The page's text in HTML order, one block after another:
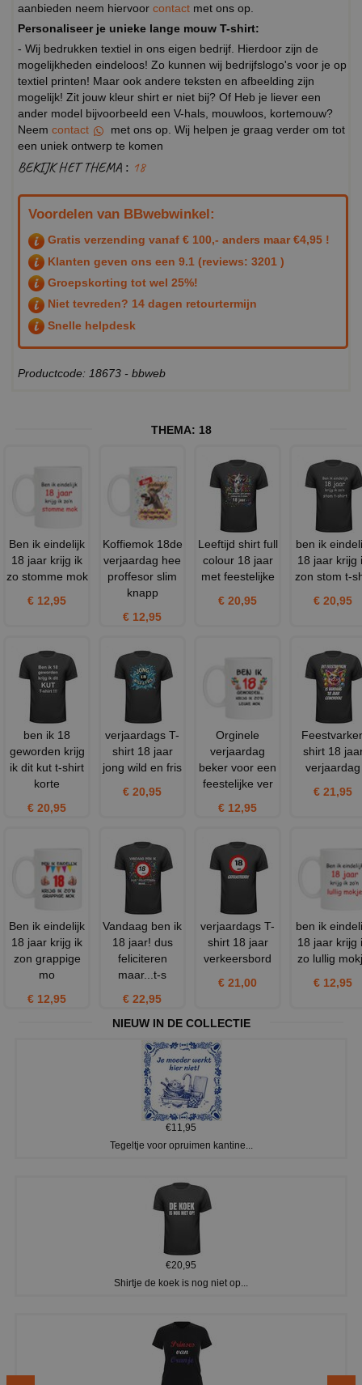
aanbieden neem hiervoor contact met ons op.
Personaliseer je unieke lange mouw T-shirt:
- Wij bedrukken textiel in ons eigen bedrijf. Hierdoor zijn de
mogelijkheden eindeloos! Zo kunnen wij bedrijfslogo's voor je op
textiel printen! Maar ook andere teksten en afbeelding zijn
mogelijk! Zit jouw kleur shirt er niet bij? Of Heb je liever een
ander model bijvoorbeeld een V-hals, mouwloos, kortemouw?
Neem contact
met ons op. Wij helpen je graag verder om tot
een uniek ontwerp te komen
BEKIJK HET THEMA : 18
Voordelen van BBwebwinkel:
Gratis verzending vanaf € 100,- anders maar €4,95 !
Klanten geven ons een 9.1 (reviews: 3201 )
Groepskorting tot wel 25%!
Niet tevreden? 14 dagen retourtermijn
Snelle helpdesk
Productcode: 18673 - bbweb
THEMA: 18
Ben ik eindelijk
18 jaar krijg ik
zo stomme mok
€ 12,95
Koffiemok 18de
verjaardag hee
proffesor slim
knapp
€ 12,95
Leeftijd shirt full
colour 18 jaar
met feestelijke
€ 20,95
ben ik
18 jaar krijg
zon stom t-
€ 20,95
ben ik 18
geworden krijg
ik dit kut t-shirt
korte
€ 20,95
verjaardags T-
shirt 18 jaar
jong wild en fris
€ 20,95
Orginele
verjaardag
beker voor een
feestelijke ver
€ 12,95
shirt 18
verjaardag
€ 21,95
Ben ik eindelijk
18 jaar krijg ik
zon grappige
mo
€ 12,95
Vandaag ben ik
18 jaar! dus
feliciteren
maar...t-s
€ 22,95
verjaardags T-
shirt 18 jaar
verkeersbord
€ 21,00
ben ik
18 jaar krijg
zo lullig
€ 12,95
NIEUW IN DE COLLECTIE
€11,95
Tegeltje voor opruimen kantine...
€20,95
Shirtje de koek is nog niet op...